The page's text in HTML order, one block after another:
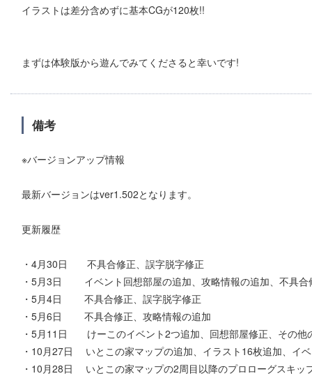
イラストは差分含めずに基本CGが120枚!!
まずは体験版から遊んでみてくださると幸いです!
備考
※バージョンアップ情報
最新バージョンはver1.502となります。
更新履歴
・4月30日 不具合修正、誤字脱字修正
・5月3日 イベント回想部屋の追加、攻略情報の追加、不具合
・5月4日 不具合修正、誤字脱字修正
・5月6日 不具合修正、攻略情報の追加
・5月11日 けーこのイベント2つ追加、回想部屋修正、その他
・10月27日 いとこの家マップの追加、イラスト16枚追加、イ
・10月28日 いとこの家マップの2周目以降のプロローグスキッ